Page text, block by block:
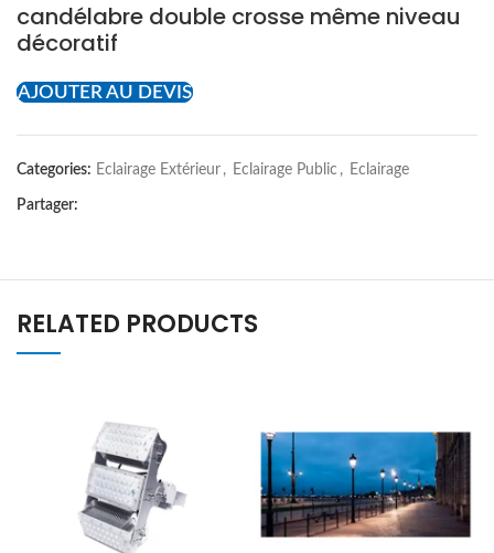
candélabre double crosse même niveau
décoratif
AJOUTER AU DEVIS
Categories: Eclairage Extérieur , Eclairage Public , Eclairage
Partager:
RELATED PRODUCTS